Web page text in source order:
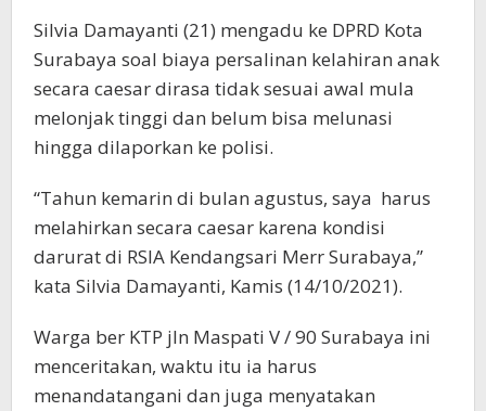
Silvia Damayanti (21) mengadu ke DPRD Kota
Surabaya soal biaya persalinan kelahiran anak
secara caesar dirasa tidak sesuai awal mula
melonjak tinggi dan belum bisa melunasi
hingga dilaporkan ke polisi.
“Tahun kemarin di bulan agustus, saya harus
melahirkan secara caesar karena kondisi
darurat di RSIA Kendangsari Merr Surabaya,”
kata Silvia Damayanti, Kamis (14/10/2021).
Warga ber KTP jln Maspati V / 90 Surabaya ini
menceritakan, waktu itu ia harus
menandatangani dan juga menyatakan